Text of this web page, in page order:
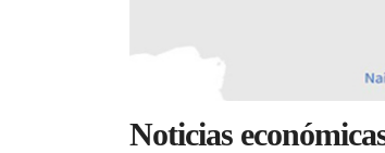
Noticias